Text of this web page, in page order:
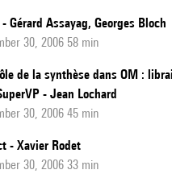
- Gérard Assayag, Georges Bloch
30, 2006 58 min
de la synthèse dans OM :
- Jean Lochard
30, 2006 45 min
- Xavier Rodet
30, 2006 33 min